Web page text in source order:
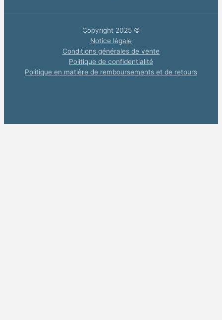
Copyright 2025 ©
Notice légale
Conditions générales de vente
Politique de confidentialité
Politique en matière de remboursements et de retours